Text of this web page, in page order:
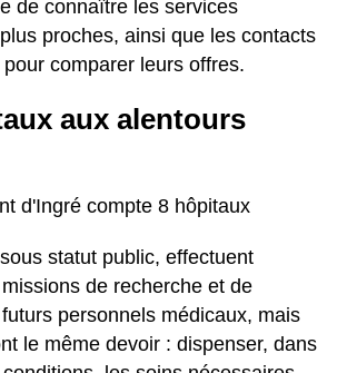
de connaître les services
proches, ainsi que les contacts
comparer leurs offres.
aux alentours
d'Ingré compte 8 hôpitaux
statut public, effectuent
de recherche et de
personnels médicaux, mais
le même devoir : dispenser, dans